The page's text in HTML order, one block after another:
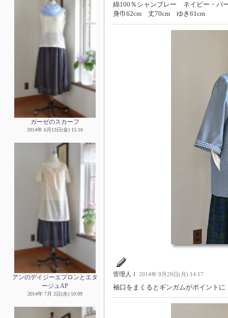
ガーゼのスカーフ
2014年 6月13日(金) 15:16
アンのデイジーエプロンとエタ
ージュAP
2014年 7月 2日(水) 10:09
綿100％シャンブレー ネイビー・パ
身巾62cm 丈70cm ゆき61cm
管理人Ｉ 2014年 9月29日(月) 14:17
袖口をまくるとギンガムがポイントに